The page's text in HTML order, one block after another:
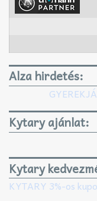
Alza hirdetés:
Kytary ajánlat:
Kytary
KYTARY 3%-os